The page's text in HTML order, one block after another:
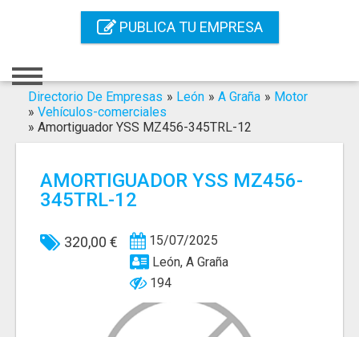
PUBLICA TU EMPRESA
Registro
Contacto
Servicios SEO
Publica Tu Empresa
Directorio De Empresas » León » A Graña » Motor
» Vehículos-comerciales
» Amortiguador YSS MZ456-345TRL-12
AMORTIGUADOR YSS MZ456-
345TRL-12
320,00 €
15/07/2025
León, A Graña
194